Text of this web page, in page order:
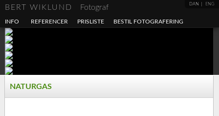
DAN ENG
BERT WIKLUND Fotograf
INFO REFERENCER PRISLISTE BESTIL FOTOGRAFERING
NATURGAS